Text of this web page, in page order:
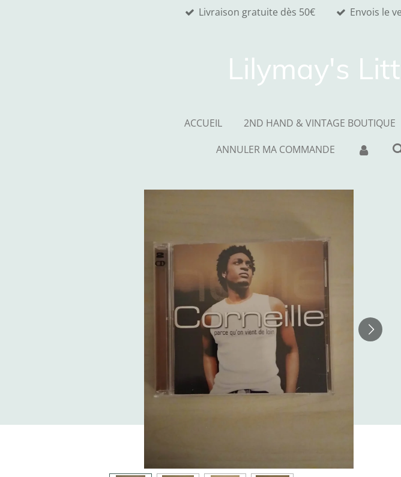
Livraison gratuite dès 50€ Envois le
Lilymay's
ACCUEIL 2ND HAND & VINTAGE BOUTIQUE
ANNULER MA COMMANDE